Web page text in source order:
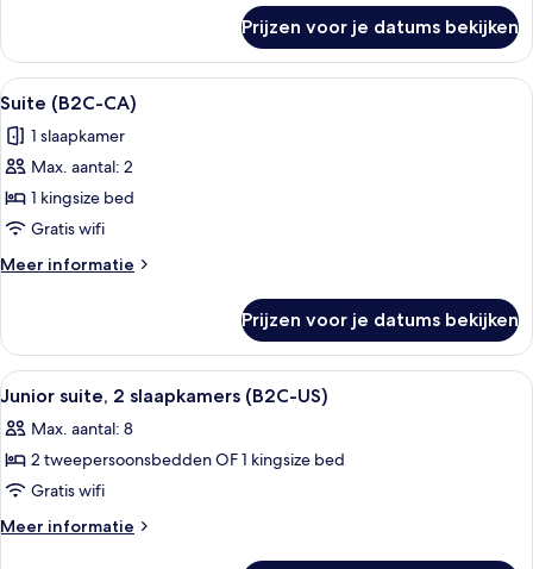
CA)
laden
suite,
kamers
met
tussendeur
(B2C-
CA)
Prijzen voor je datums bekijken
Alle
foto's
voor
Suite
(B2C-
CA)
laden
Een hotelkamer met een bed, een
4
Suite (B2C-CA)
1 slaapkamer
Max. aantal: 2
1 kingsize bed
Gratis wifi
Meer informatie
Meer
(B2C-
CA)
Prijzen voor je datums bekijken
Alle
foto's
voor
Junior
suite,
2
Een hotelkamer met een groot bed,
4
Junior suite, 2 slaapkamers (B2C-US)
Max. aantal: 8
2 tweepersoonsbedden OF 1 kingsize bed
Gratis wifi
Meer informatie
Meer